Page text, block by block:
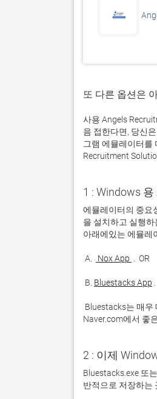
또 다른 옵션은
사용 Angels
음 접한다면, 당신
그램 에뮬레이터를
Recruitment
1 : Windows
에뮬레이터의 중요
을 설치하고 실행
A. Nox App
B. Bluestacks App
Naver.com에서 좋
2 : 이제
Bluestacks.exe 또